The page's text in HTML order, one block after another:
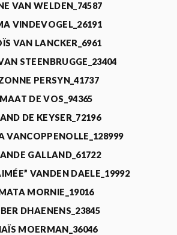
VAN WELDEN_74587
VINDEVOGEL_26191
VAN LANCKER_6961
STEENBRUGGE_23404
PERSYN_41737
DE VOS_94365
DE KEYSER_72196
VANCOPPENOLLE_128999
GALLAND_61722
VANDEN DAELE_19992
MORNIE_19016
DHAENENS_23845
MOERMAN_36046